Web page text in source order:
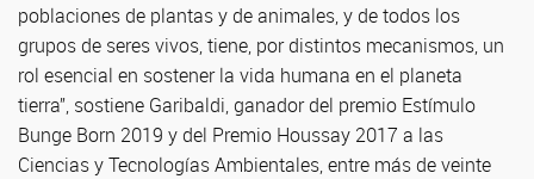
poblaciones de plantas y de animales, y de todos los
grupos de seres vivos, tiene, por distintos mecanismos, un
rol esencial en sostener la vida humana en el planeta
tierra”, sostiene Garibaldi, ganador del premio Estímulo
Bunge Born 2019 y del Premio Houssay 2017 a las
Ciencias y Tecnologías Ambientales, entre más de veinte